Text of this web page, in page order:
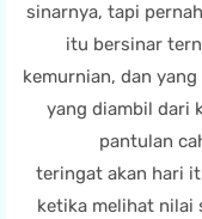
sinarnya, tapi
itu bersinar
kemurnian, dan
yang diambil dari
pantulan
teringat akan hari
ketika melihat nilai